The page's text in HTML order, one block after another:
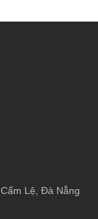
Lệ, Đà Nẵng